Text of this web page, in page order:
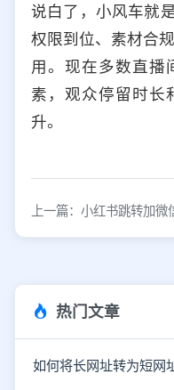
说白了，小风车就
权限到位、素材合
用。现在多数直播
素，观众停留时长
升。
热门文章
如何将长网址转为短网